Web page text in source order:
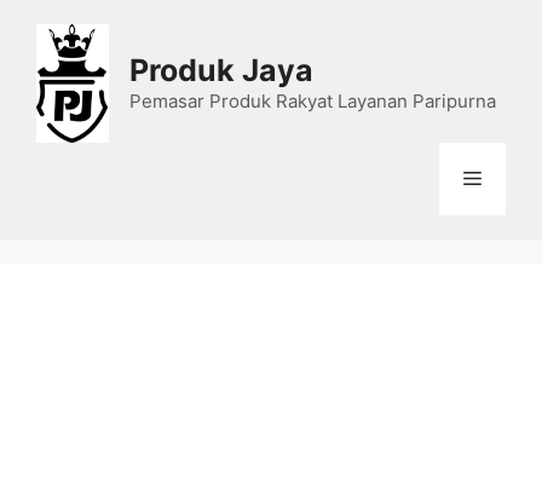
content
Produk Jaya
Pemasar Produk Rakyat Layanan Paripurna
Menu